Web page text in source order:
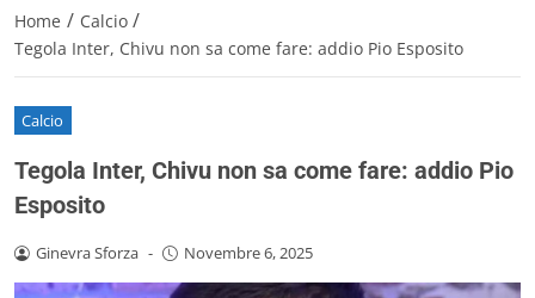
Home / Calcio /
Tegola Inter, Chivu non sa come fare: addio Pio Esposito
Calcio
Tegola Inter, Chivu non sa come fare: addio Pio
Esposito
Ginevra Sforza - Novembre 6, 2025